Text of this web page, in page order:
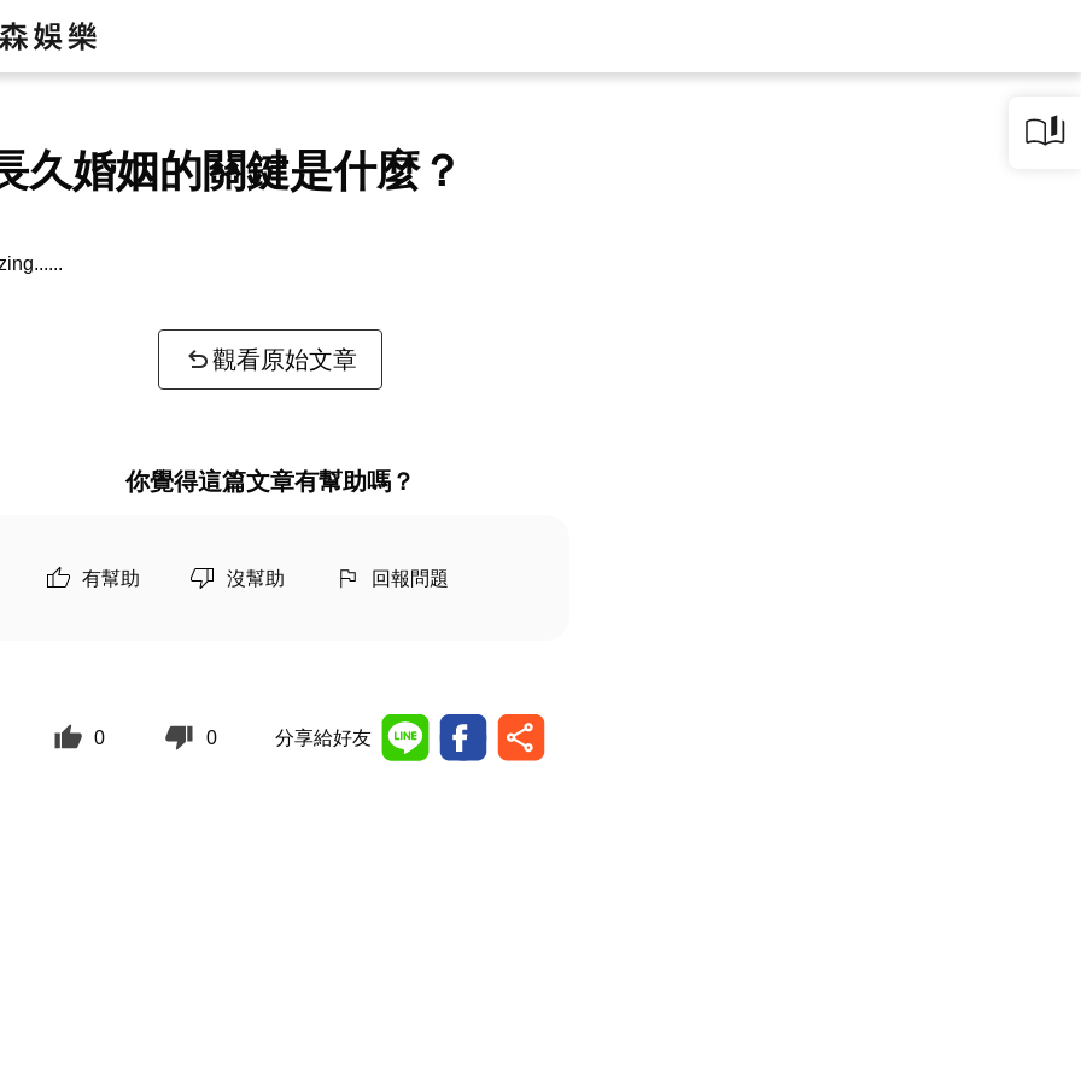
久婚姻的關鍵是什麼？
觀看原始文章
你覺得這篇文章有幫助嗎？
有幫助 沒幫助 回報問題
0 0 分享給好友